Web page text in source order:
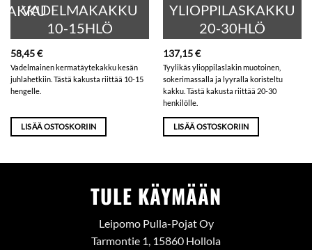
VADELMAKAKKU
10-15HLÖ
58,45€
Vadelmainen kermatäytekakku kesän
juhlahetkiin. Tästä kakusta riittää 10-15
hengelle.
LISÄÄ OSTOSKORIIN
YLIOPPILASKAKKU
20-30HLÖ
137,15€
Tyylikäs ylioppilaslakin muotoinen,
sokerimassalla ja lyyralla koristeltu
kakku. Tästä kakusta riittää 20-30
henkilölle.
LISÄÄ OSTOSKORIIN
TULE KÄYMÄÄN
Leipomo Pulla-Pojat Oy
Tarmontie 1, 15860 Hollola